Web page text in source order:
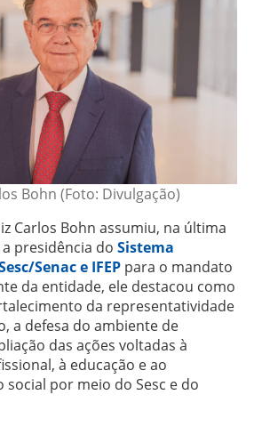
Bohn (Foto: Divulgação)
Carlos Bohn assumiu, na última
presidência do Sistema
Senac e IFEP para o mandato
da entidade, ele destacou como
da representatividade
a defesa do ambiente de
das ações voltadas à
à educação e ao
social por meio do Sesc e do